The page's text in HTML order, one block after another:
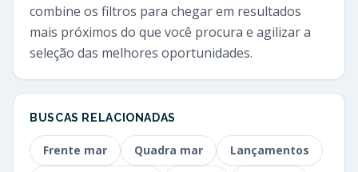
combine os filtros para chegar em resultados
mais próximos do que você procura e agilizar a
seleção das melhores oportunidades.
BUSCAS RELACIONADAS
Frente mar Quadra mar
Lançamentos